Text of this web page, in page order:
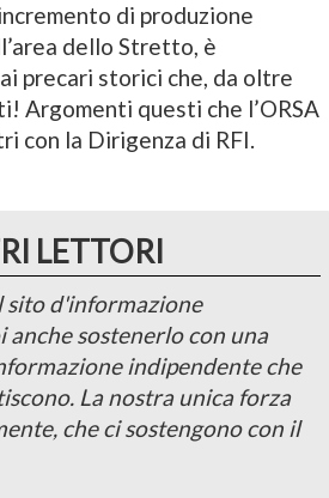
di produzione
dello Stretto, è
precari storici che, da oltre
Argomenti questi che l’ORSA
con la Dirigenza di RFI.
LETTORI
sito d'informazione
sostenerlo con una
indipendente che
La nostra unica forza
che ci sostengono con il